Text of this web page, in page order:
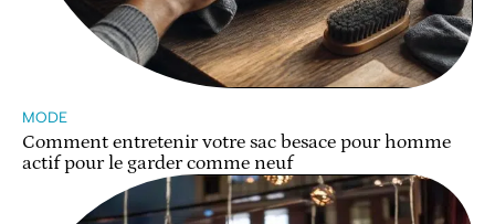
MODE
Comment entretenir votre sac besace pour homme
actif pour le garder comme neuf